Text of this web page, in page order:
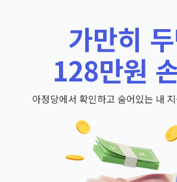
가만히
128만원
아정당에서 확인하고 숨어있는 내